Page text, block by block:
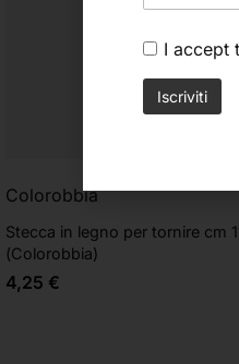
Colorobbia
Stecca in legno per tornire cm
(Colorobbia)
4,25 €
I accept